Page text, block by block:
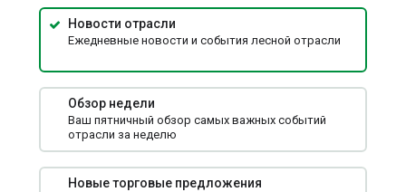
Новости отрасли
Ежедневные новости и события лесной отрасли
Обзор недели
Ваш пятничный обзор самых важных событий
отрасли за неделю
Новые торговые предложения